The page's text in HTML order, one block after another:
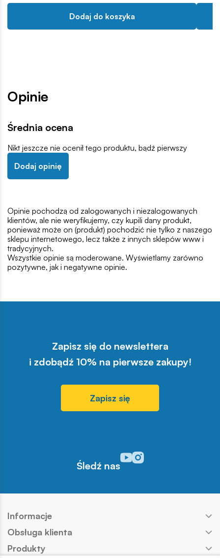
Dodaj do koszyka
Opinie
Średnia ocena
Nikt jeszcze nie ocenił tego produktu, bądź pierwszy
Dodaj opinię
Opinie pochodzą od zalogowanych i niezalogowanych
klientów, ale nie weryfikujemy, czy kupili dany produkt,
ponieważ może on (produkt) pochodzić nie tylko z naszego
sklepu internetowego, lecz także z innych sklepów www i
tradycyjnych.
Wszystkie opinie są moderowane. Wyświetlamy zarówno
pozytywne, jak i negatywne opinie.
Zapisz się do newslettera
i zdobądź 10% na pierwsze zakupy!
Zapisz się
Śledź nas
Odwiedź nasz profil w
Odwiedź nasz profil w
Informacje
Obsługa klienta
Produkty